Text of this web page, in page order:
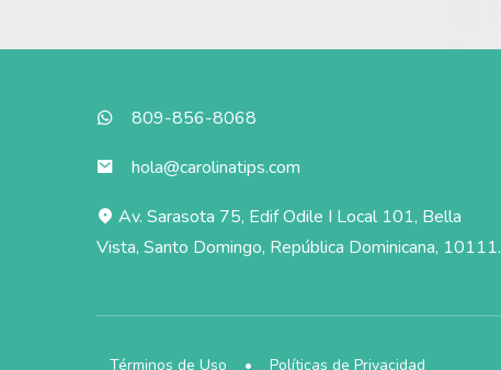
809-856-8068
hola@carolinatips.com
Av. Sarasota 75, Edif Odile I Local 101, Bella
Vista, Santo Domingo, República Dominicana, 10111.
Términos de Uso • Políticas de Privacidad